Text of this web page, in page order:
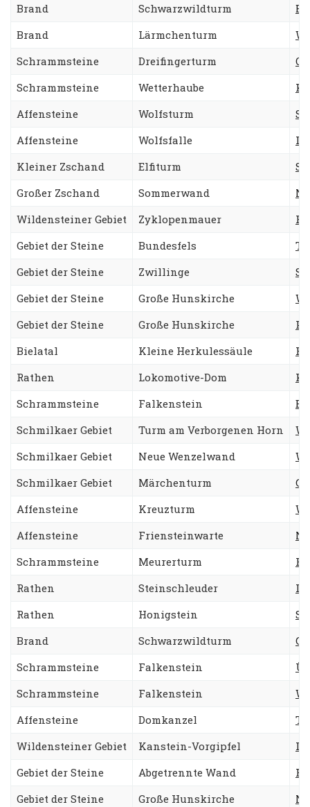
Brand
Schwarzwildturm
Brand
Lärmchenturm
Schrammsteine
Dreifingerturm
Schrammsteine
Wetterhaube
Affensteine
Wolfsturm
Affensteine
Wolfsfalle
Kleiner Zschand
Elfiturm
Großer Zschand
Sommerwand
Wildensteiner Gebiet
Zyklopenmauer
Gebiet der Steine
Bundesfels
Gebiet der Steine
Zwillinge
Gebiet der Steine
Große Hunskirche
Gebiet der Steine
Große Hunskirche
Bielatal
Kleine Herkulessäule
Rathen
Lokomotive-Dom
Schrammsteine
Falkenstein
Schmilkaer Gebiet
Turm am Verborgenen Horn
Schmilkaer Gebiet
Neue Wenzelwand
Schmilkaer Gebiet
Märchenturm
Affensteine
Kreuzturm
Affensteine
Friensteinwarte
Schrammsteine
Meurerturm
Rathen
Steinschleuder
Rathen
Honigstein
Brand
Schwarzwildturm
Schrammsteine
Falkenstein
Schrammsteine
Falkenstein
Affensteine
Domkanzel
Wildensteiner Gebiet
Kanstein-Vorgipfel
Gebiet der Steine
Abgetrennte Wand
Gebiet der Steine
Große Hunskirche